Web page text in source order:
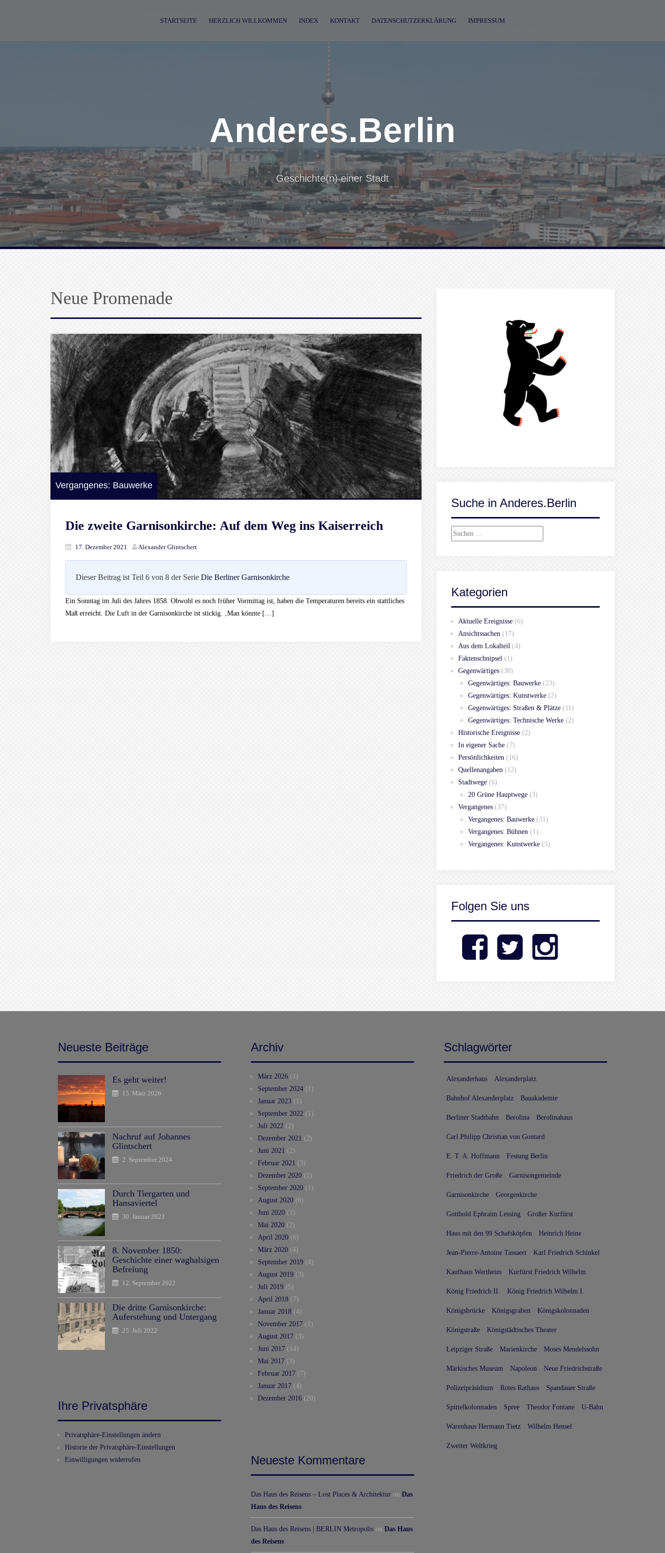
STARTSEITE HERZLICH WILLKOMMEN INDEX KONTAKT DATENSCHUTZERKLÄRUNG IMPRESSUM
Anderes.Berlin
Geschichte(n) einer Stadt
Neue Promenade
Vergangenes: Bauwerke
Die zweite Garnisonkirche: Auf dem Weg ins Kaiserreich
17. Dezember 2021 Alexander Glintschert
Dieser Beitrag ist Teil 6 von 8 der Serie Die Berliner Garnisonkirche
Ein Sonntag im Juli des Jahres 1858. Obwohl es noch früher Vormittag ist, haben die Temperaturen bereits ein stattliches
Maß erreicht. Die Luft in der Garnisonkirche ist stickig. ‚Man könnte […]
Suche in Anderes.Berlin
Suchen
Kategorien
Aktuelle Ereignisse (6)
Ansichtssachen (17)
Aus dem Lokalteil (4)
Faktenschnipsel (1)
Gegenwärtiges (38)
Gegenwärtiges: Bauwerke (23)
Gegenwärtiges: Kunstwerke (2)
Gegenwärtiges: Straßen & Plätze (11)
Gegenwärtiges: Technische Werke (2)
Historische Ereignisse (2)
In eigener Sache (7)
Persönlichkeiten (16)
Quellenangaben (12)
Stadtwege (6)
20 Grüne Hauptwege (3)
Vergangenes (37)
Vergangenes: Bauwerke (31)
Vergangenes: Bühnen (1)
Vergangenes: Kunstwerke (5)
Folgen Sie uns
Facebook Twitter Instagram
Neueste Beiträge
Es geht weiter!
15. März 2026
Nachruf auf Johannes
Glintschert
2. September 2024
Durch Tiergarten und
Hansaviertel
30. Januar 2023
8. November 1850:
Geschichte einer waghalsigen
Befreiung
12. September 2022
Die dritte Garnisonkirche:
Auferstehung und Untergang
25. Juli 2022
Ihre Privatsphäre
Privatsphäre-Einstellungen ändern
Historie der Privatsphäre-Einstellungen
Einwilligungen widerrufen
Archiv
März 2026 (1)
September 2024 (1)
Januar 2023 (1)
September 2022 (1)
Juli 2022 (2)
Dezember 2021 (2)
Juni 2021 (2)
Februar 2021 (3)
Dezember 2020 (1)
September 2020 (1)
August 2020 (6)
Juni 2020 (1)
Mai 2020 (2)
April 2020 (6)
März 2020 (4)
September 2019 (4)
August 2019 (3)
Juli 2019 (5)
April 2018 (7)
Januar 2018 (4)
November 2017 (1)
August 2017 (3)
Juni 2017 (14)
Mai 2017 (3)
Februar 2017 (7)
Januar 2017 (4)
Dezember 2016 (20)
Neueste Kommentare
Das Haus des Reisens – Lost Places & Architektur on Das
Haus des Reisens
Das Haus des Reisens | BERLIN Metropolis on Das Haus
des Reisens
Schlagwörter
Alexanderhaus Alexanderplatz
Bahnhof Alexanderplatz Bauakademie
Berliner Stadtbahn Berolina Berolinahaus
Carl Philipp Christian von Gontard
E. T. A. Hoffmann Festung Berlin
Friedrich der Große Garnisongemeinde
Garnisonkirche Georgenkirche
Gotthold Ephraim Lessing Großer Kurfürst
Haus mit den 99 Schafsköpfen Heinrich Heine
Jean-Pierre-Antoine Tassaert Karl Friedrich Schinkel
Kaufhaus Wertheim Kurfürst Friedrich Wilhelm
König Friedrich II. König Friedrich Wilhelm I.
Königsbrücke Königsgraben Königskolonnaden
Königstraße Königstädtisches Theater
Leipziger Straße Marienkirche Moses Mendelssohn
Märkisches Museum Napoleon Neue Friedrichstraße
Polizeipräsidium Rotes Rathaus Spandauer Straße
Spittelkolonnaden Spree Theodor Fontane U-Bahn
Warenhaus Hermann Tietz Wilhelm Hensel
Zweiter Weltkrieg